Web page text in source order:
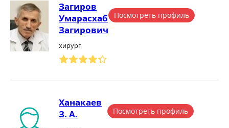
Загиров
Умарасхаб
Загирович
хирург
Посмотреть профиль
Ханакаев
З. А.
Посмотреть профиль